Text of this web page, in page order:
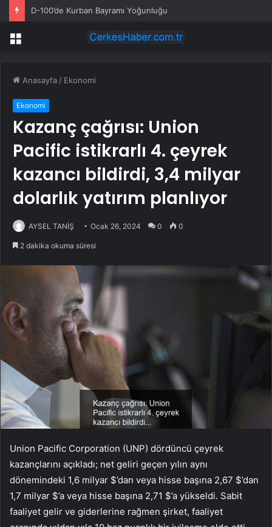
D-100’de Kurban Bayramı Yoğunluğu
Menü
Anasayfa / Ekonomi
Ekonomi
Kazanç çağrısı: Union
Pacific istikrarlı 4. çeyrek
kazancı bildirdi, 3,4 milyar
dolarlık yatırım planlıyor
AYSEL TANİŞ Ocak 26, 2024 0 0
2 dakika okuma süresi
Union Pacific Corporation (UNP) dördüncü çeyrek
kazançlarını açıkladı; net geliri geçen yılın aynı
dönemindeki 1,6 milyar $’dan veya hisse başına 2,67 $’dan
1,7 milyar $’a veya hisse başına 2,71 $’a yükseldi. Sabit
faaliyet gelir ve giderlerine rağmen şirket, faaliyet